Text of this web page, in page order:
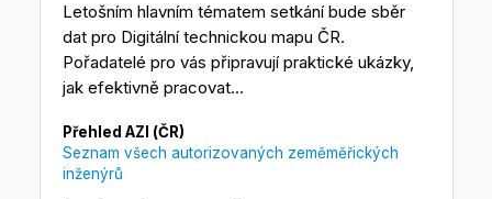
Letošním hlavním tématem setkání bude sběr
dat pro Digitální technickou mapu ČR.
Pořadatelé pro vás připravují praktické ukázky,
jak efektivně pracovat...
Přehled AZI (ČR)
Seznam všech autorizovaných zeměměřických
inženýrů